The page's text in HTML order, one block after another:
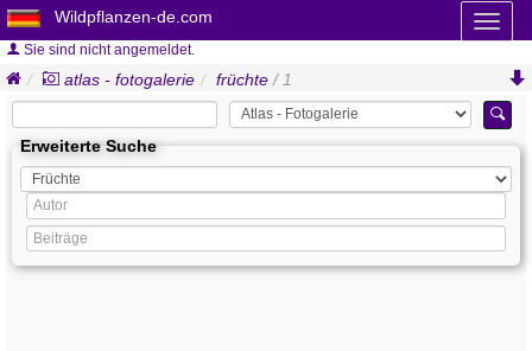
Wildpflanzen-de.com
Sie sind nicht angemeldet.
atlas - fotogalerie früchte / 1
Erweiterte Suche